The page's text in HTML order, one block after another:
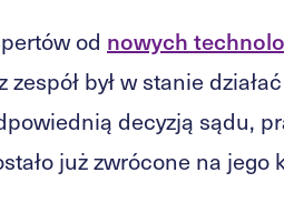
od nowych
był w stanie
decyzją sądu,
już zwrócone na jego